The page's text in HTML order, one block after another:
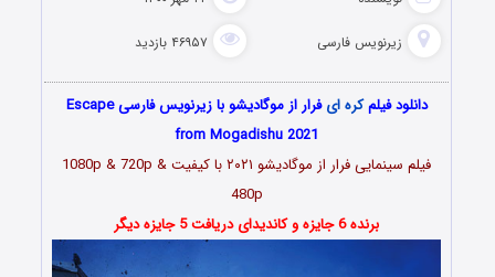
زیرنویس فارسی ۴۶۹۵۷ بازدید
دانلود فیلمکره ای
فرار از موگادیشو با زیرنویس فارسی Escape
from Mogadishu 2021
فیلم سینماییفرار از موگادیشو ۲۰۲۱
با کیفیت 1080p & 720p &
480p
برنده 6 جایزه و کاندیدای دریافت 5 جایزه دیگر